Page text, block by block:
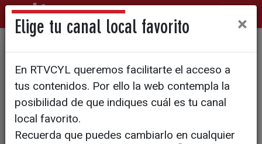
El CPLV San Gregorio sufre
pero estará en la final por el
título
Elige tu canal local favorito ×
En RTVCYL queremos facilitarte el acceso a
tus contenidos. Por ello la web contempla la
posibilidad de que indiques cuál es tu canal
local favorito.
Recuerda que puedes cambiarlo en cualquier